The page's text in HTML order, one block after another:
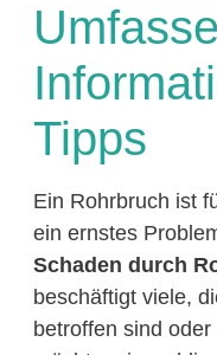
Tipps
Ein Rohrbruch ist
ein ernstes
Schaden durch
beschäftigt viele,
betroffen sind